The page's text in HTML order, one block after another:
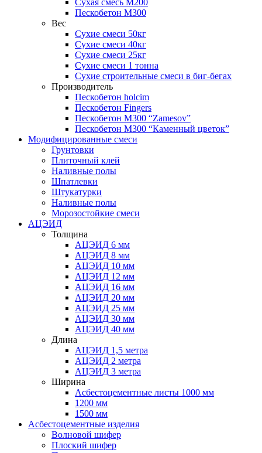
Сухая смесь М200
Пескобетон М300
Вес
Сухие смеси 50кг
Сухие смеси 40кг
Сухие смеси 25кг
Сухие смеси 1 тонна
Сухие строительные смеси в биг-бегах
Производитель
Пескобетон holcim
Пескобетон Fingers
Пескобетон М300 “Zamesov”
Пескобетон М300 “Каменный цветок”
Модифицированные смеси
Грунтовки
Плиточный клей
Наливные полы
Шпатлевки
Штукатурки
Наливные полы
Морозостойкие смеси
АЦЭИД
Толщина
АЦЭИД 6 мм
АЦЭИД 8 мм
АЦЭИД 10 мм
АЦЭИД 12 мм
АЦЭИД 16 мм
АЦЭИД 20 мм
АЦЭИД 25 мм
АЦЭИД 30 мм
АЦЭИД 40 мм
Длина
АЦЭИД 1,5 метра
АЦЭИД 2 метра
АЦЭИД 3 метра
Ширина
Асбестоцементные листы 1000 мм
1200 мм
1500 мм
Асбестоцементные изделия
Волновой шифер
Плоский шифер